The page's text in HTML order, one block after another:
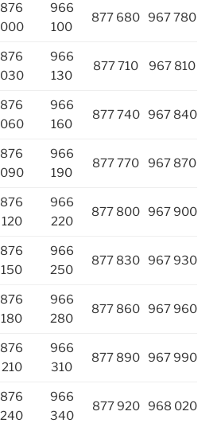
876
000
966
100
877 680 967 780
876
030
966
130
877 710 967 810
876
060
966
160
877 740 967 840
876
090
966
190
877 770 967 870
876
120
966
220
877 800 967 900
876
150
966
250
877 830 967 930
876
180
966
280
877 860 967 960
876
210
966
310
877 890 967 990
876
240
966
340
877 920 968 020